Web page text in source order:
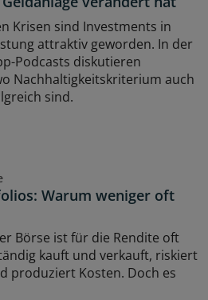
Krisen sind Investments in
attraktiv geworden. In der
Podcasts diskutieren
Nachhaltigkeitskriterium auch
sind.
Warum weniger oft
Börse ist für die Rendite oft
kauft und verkauft, riskiert
produziert Kosten. Doch es